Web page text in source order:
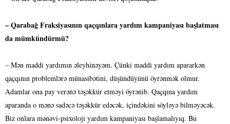
– Qarabağ Fraksiyasının qaçqınlara yardım kampaniyası başlatması
da mümkündürmü?
– Mən maddi yardımın əleyhinəyəm. Çünki maddi yardım apararkən
qaçqının problemlərə münasibətini, düşündüyünü öyrənmək olmur.
Adamlar ona pay verənə təşəkkür etməyi öyrənib. Qaçqına yardım
aparanda o mənə sadəcə təşəkkür edəcək, içindəkini söyləyə bilməyəcək.
Biz onlara mәnәvi-psixoloji yardım kampaniyası başlamalıyıq. Bu